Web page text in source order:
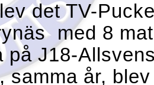
det TV-
med 8
på J18-
samma år,